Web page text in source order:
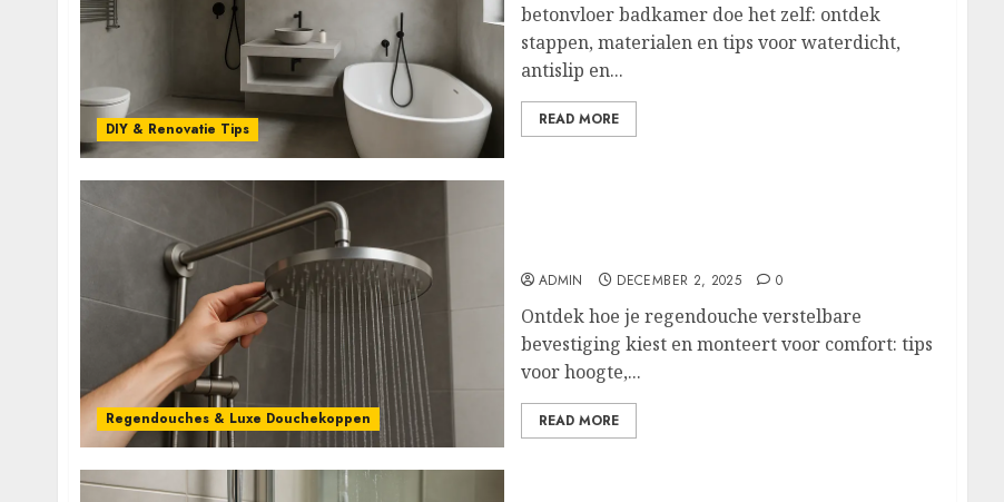
DIY & Renovatie Tips
betonvloer badkamer doe het zelf: ontdek
stappen, materialen en tips voor waterdicht,
antislip en...
READ MORE
Regendouches & Luxe Douchekoppen
ADMIN DECEMBER 2, 2025 0
Ontdek hoe je regendouche verstelbare
bevestiging kiest en monteert voor comfort: tips
voor hoogte,...
READ MORE